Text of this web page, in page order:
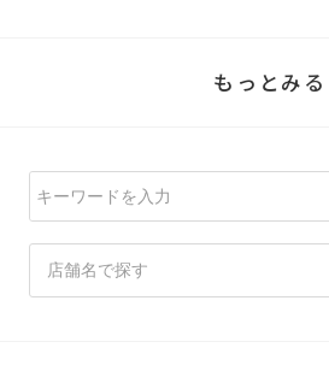
もっとみる